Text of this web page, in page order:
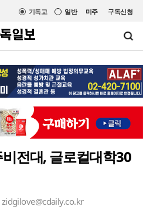
미주 구독신청
일반
기독교
비전대, 글로컬대학30
zidgilove@cdaily.co.kr